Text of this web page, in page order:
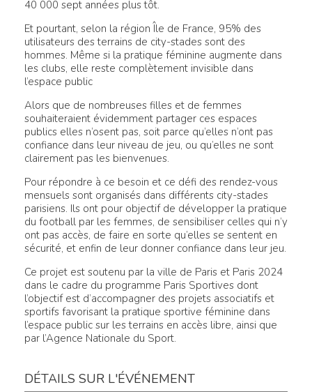
40 000 sept années plus tôt.
Et pourtant, selon la région Île de France, 95% des
utilisateurs des terrains de city-stades sont des
hommes. Même si la pratique féminine augmente dans
les clubs, elle reste complètement invisible dans
l’espace public
Alors que de nombreuses filles et de femmes
souhaiteraient évidemment partager ces espaces
publics elles n’osent pas, soit parce qu’elles n’ont pas
confiance dans leur niveau de jeu, ou qu’elles ne sont
clairement pas les bienvenues.
Pour répondre à ce besoin et ce défi des rendez-vous
mensuels sont organisés dans différents city-stades
parisiens. Ils ont pour objectif de développer la pratique
du football par les femmes, de sensibiliser celles qui n’y
ont pas accès, de faire en sorte qu’elles se sentent en
sécurité, et enfin de leur donner confiance dans leur jeu.
Ce projet est soutenu par la ville de Paris et Paris 2024
dans le cadre du programme Paris Sportives dont
l’objectif est d’accompagner des projets associatifs et
sportifs favorisant la pratique sportive féminine dans
l’espace public sur les terrains en accès libre, ainsi que
par l’Agence Nationale du Sport.
DÉTAILS SUR L'ÉVÉNEMENT